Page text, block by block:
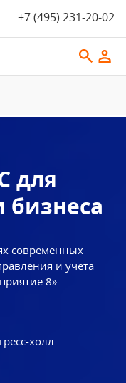
+7 (495) 231-20-02
для
современных
и учета
8»
холл